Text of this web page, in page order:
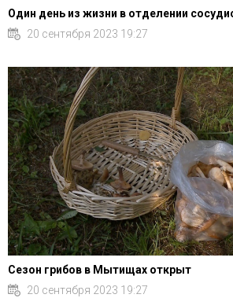
Один день из жизни в отделении
20 сентября 2023 19:27
Сезон грибов в Мытищах открыт
20 сентября 2023 19:27